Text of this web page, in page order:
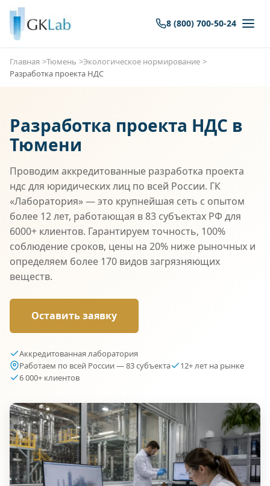
8 (800) 700-50-24
Главная Тюмень
Экологическое нормирование
Разработка проекта НДС
Разработка проекта НДС в
Тюмени
Проводим аккредитованные разработка проекта
ндс для юридических лиц по всей России. ГК
«Лаборатория» — это крупнейшая сеть с опытом
более 12 лет, работающая в 83 субъектах РФ для
6000+ клиентов. Гарантируем точность, 100%
соблюдение сроков, цены на 20% ниже рыночных и
определяем более 170 видов загрязняющих
веществ.
Оставить заявку
Аккредитованная лаборатория
Работаем по всей России — 83 субъекта
12+ лет на рынке
6 000+ клиентов